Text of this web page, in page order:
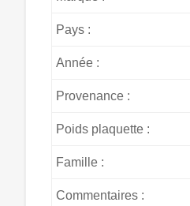
Pays :
Année :
Provenance :
Poids plaquette :
Famille :
Commentaires :